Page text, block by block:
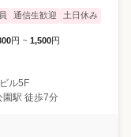
通信生歓迎 土日休み
円 ~ 1,500円
ル5F
園駅 徒歩7分